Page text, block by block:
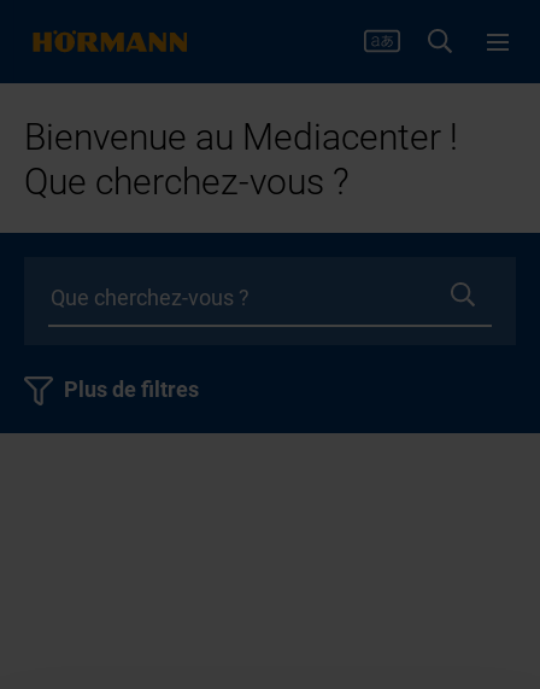
Bienvenue au Mediacenter !
Que cherchez-vous ?
Plus de filtres